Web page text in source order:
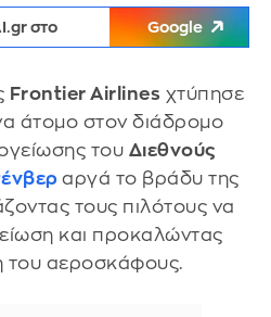
στο Google
Frontier Airlines χτύπησε
άτομο στον διάδρομο
του Διεθνούς
αργά το βράδυ της
τους πιλότους να
και προκαλώντας
του αεροσκάφους.